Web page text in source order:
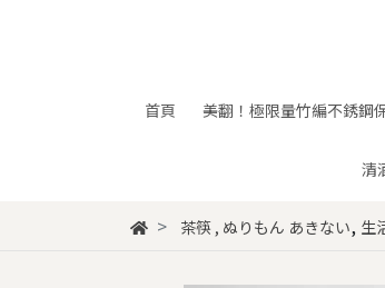
首頁 美翻！極限量竹編不銹鋼
清
茶筷, ぬりもん あきない, 生